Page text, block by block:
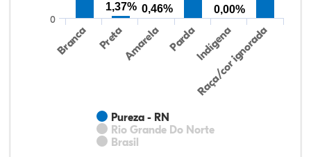
Pureza - RN
Rio Grande Do Norte
Brasil
Branca PretaAmarela PardaIndígena
Raça/cor ignorada
0
1,37% 0,46% 0,00%